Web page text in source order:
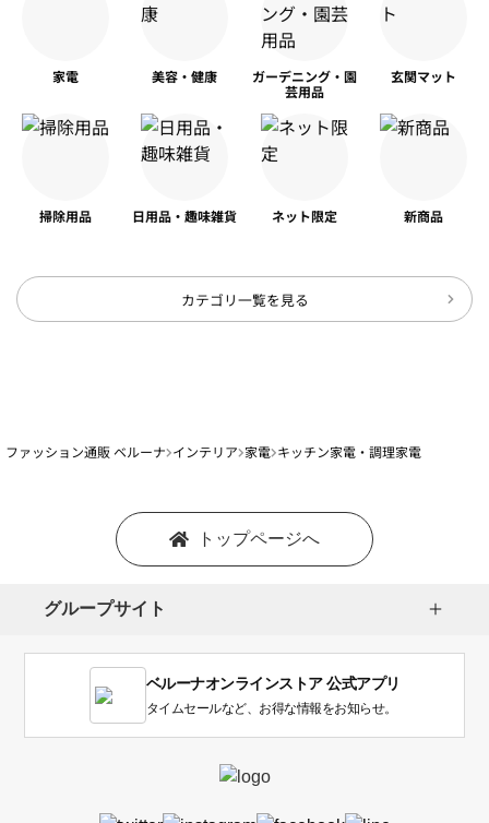
家電 美容・健康
ガーデニング・園
芸用品
玄関マット
掃除用品 日用品・趣味雑貨 ネット限定 新商品
カテゴリ一覧を見る
ファッション通販 ベルーナ インテリア 家電 キッチン家電・調理家電
トップページへ
グループサイト
ベルーナオンラインストア 公式アプリ
タイムセールなど、お得な情報をお知らせ。